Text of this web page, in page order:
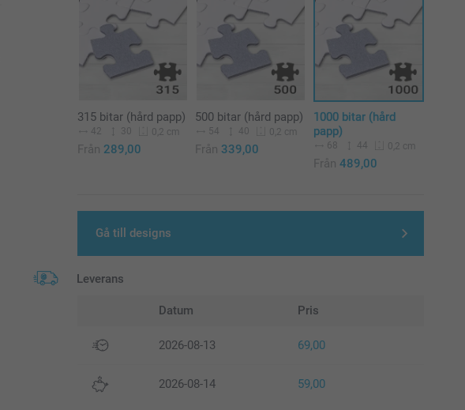
315 bitar (hård papp)
42 30 0,2 cm
Från 289,00
500 bitar (hård papp)
54 40 0,2 cm
Från 339,00
1000 bitar (hård
papp)
68 44 0,2 cm
Från 489,00
Gå till designs
Leverans
Datum Pris
2026-08-13 69,00
2026-08-14 59,00